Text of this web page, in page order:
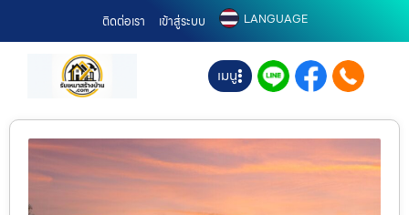
ติดต่อเรา เข้าสู่ระบบ LANGUAGE
เมนู